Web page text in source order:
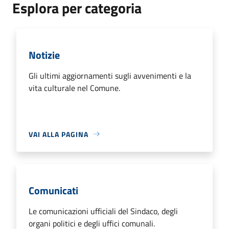
Esplora per categoria
Notizie
Gli ultimi aggiornamenti sugli avvenimenti e la
vita culturale nel Comune.
VAI ALLA PAGINA
Comunicati
Le comunicazioni ufficiali del Sindaco, degli
organi politici e degli uffici comunali.